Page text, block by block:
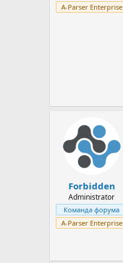
A-Parser Enterprise
Forbidden
Administrator
Команда форума
A-Parser Enterprise